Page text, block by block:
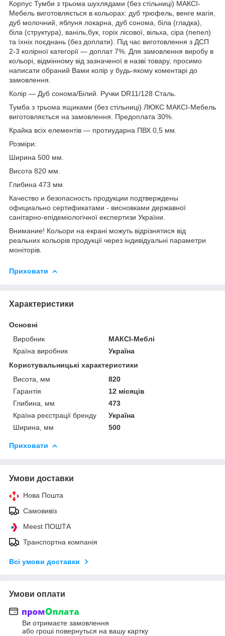
Корпус Тумби з трьома шухлядами (без стільниці) МАКСІ-
Мебель виготовляється в кольорах: дуб трюфель, венге магія,
дуб молочний, яблуня локарна, дуб сонома, біла (гладка),
біла (структура), ваніль,бук, горіх лісової, вільха, сіра (пепел)
та їхніх поєднань (без доплати). Під час виготовлення з ДСП
2-3 колірної категорії — доплат 7%. Для замовлення виробу в
кольорі, відмінному від зазначеної в назві товару, просимо
написати обраний Вами колір у будь-якому коментарі до
замовлення.
Колір — Дуб сонома/Білий. Ручки DR11/128 Сталь.
Тумба з трьома ящиками (без стільниці) ЛЮКС МАКСІ-Мебель
виготовляється на замовлення. Предоплата 30%.
Крайка всіх елементів — протиударна ПВХ 0,5 мм.
Розміри:
Ширина 500 мм.
Висота 820 мм.
Глибина 473 мм.
Качество и безопасность продукции подтверждены
официально сертификатами - висновками державної
санітарно-епідеміологічної експертизи України.
Внимание! Кольори на екрані можуть відрізнятися від
реальних кольорів продукції через індивідуальні параметри
моніторів.
Приховати
Характеристики
Основні
Виробник
МАКСІ-Меблі
Країна виробник
Україна
Користувальницькі характеристики
Висота, мм
820
Гарантія
12 місяців
Глибина, мм
473
Країна реєстрації бренду
Україна
Ширина, мм
500
Приховати
Умови доставки
Нова Пошта
Самовивіз
Meest ПОШТА
Транспортна компанія
Всі умови доставки
Умови оплати
Ви отримаєте замовлення
або гроші повернуться на вашу картку